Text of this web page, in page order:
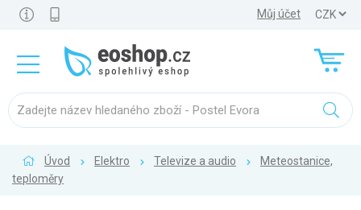
Můj účet
Úvod Elektro Televize a audio
Meteostanice,
teploměry